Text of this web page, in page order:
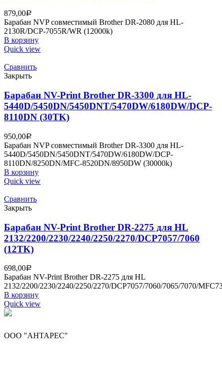
879,00Р
Барабан NVP совместимый Brother DR-2080 для HL-
2130R/DCP-7055R/WR (12000k)
В корзину
Quick view
Сравнить
Закрыть
Барабан NV-Print Brother DR-3300 для HL-
5440D/5450DN/5450DNT/5470DW/6180DW/DCP-
8110DN (30TK)
950,00Р
Барабан NVP совместимый Brother DR-3300 для HL-
5440D/5450DN/5450DNT/5470DW/6180DW/DCP-
8110DN/8250DN/MFC-8520DN/8950DW (30000k)
В корзину
Quick view
Сравнить
Закрыть
Барабан NV-Print Brother DR-2275 для HL
2132/2200/2230/2240/2250/2270/DCP7057/7060
(12TK)
698,00Р
Барабан NV-Print Brother DR-2275 для HL
2132/2200/2230/2240/2250/2270/DCP7057/7060/7065/7070/
В корзину
Quick view
ООО "АНТАРЕС"